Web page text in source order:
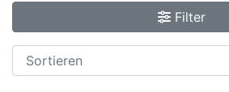
Filter
Schnell
lieferbar